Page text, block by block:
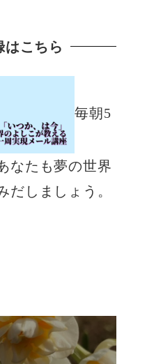
はこちら
毎朝5
なたも夢の世界
だしましょう。